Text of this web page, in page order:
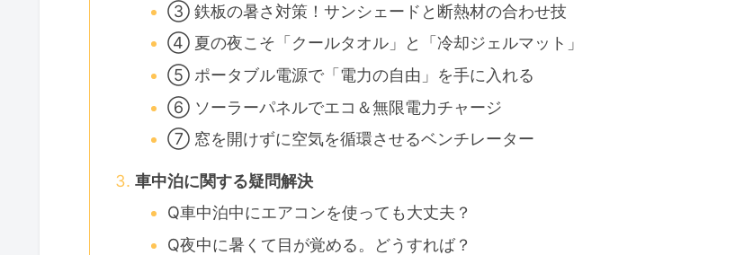
③ 鉄板の暑さ対策！サンシェードと断熱材の合わせ技
④ 夏の夜こそ「クールタオル」と「冷却ジェルマット」
⑤ ポータブル電源で「電力の自由」を手に入れる
⑥ ソーラーパネルでエコ＆無限電力チャージ
⑦ 窓を開けずに空気を循環させるベンチレーター
車中泊に関する疑問解決
Q車中泊中にエアコンを使っても大丈夫？
Q夜中に暑くて目が覚める。どうすれば？